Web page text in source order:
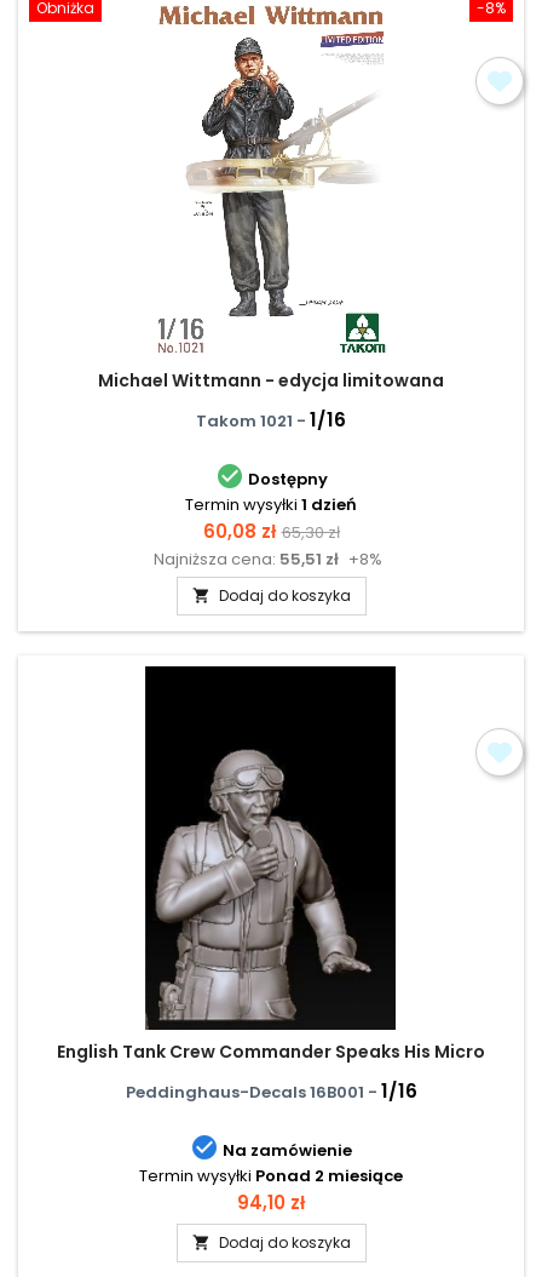
-8%
Obniżka
Michael Wittmann - edycja limitowana
Takom 1021 - 1/16
 Dostępny
Termin wysyłki 1 dzień
Cena
60,08 zł Cena
podstawowa
65,30 zł
Najniższa cena: 55,51 zł +8%
 Dodaj do koszyka
English Tank Crew Commander Speaks His Micro
Peddinghaus-Decals 16B001 - 1/16
 Na zamówienie
Termin wysyłki Ponad 2 miesiące
Cena
94,10 zł
 Dodaj do koszyka